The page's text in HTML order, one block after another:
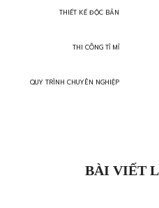
THIẾT KẾ ĐỘC BẢN
THI CÔNG TỈ MỈ
QUY TRÌNH CHUYÊN NGHIỆP
BÀI VIẾT